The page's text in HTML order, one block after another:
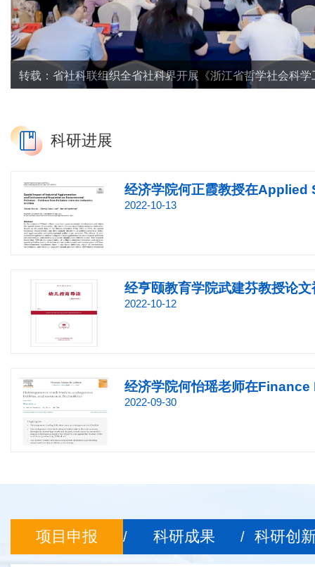
转载：省社科联组织全省社科界开展《浙江省哲学社会科
转载：艺术介入未来乡建 看艺术设计如何助力浙江共同富
科研进展
经济学院何正霞教授在Applied
2022-10-13
经亨颐教育学院武建芬教授论
2022-10-12
经济学院何怡瑶老师在
2022-09-30
项目申报 / 科研成果 / 科研创